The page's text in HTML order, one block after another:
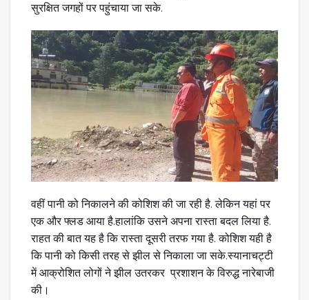
सुरक्षित जगहों पर पहुंचाया जा सके.
वहीं पानी को निकालने की कोशिश की जा रही है. लेकिन यहां पर
एक और फ्लड आया है.हालांकि उसने अपना रास्ता बदल लिया है.
राहत की बात यह है कि रास्ता दूसरी तरफ गया है. कोशिश यही है
कि पानी को किसी तरह से झील से निकाला जा सके.स्यानाचट्टी
में आक्रोशित लोगों ने झील उतरकर प्रशाशन के विरुद्ध नारेबाजी
की।